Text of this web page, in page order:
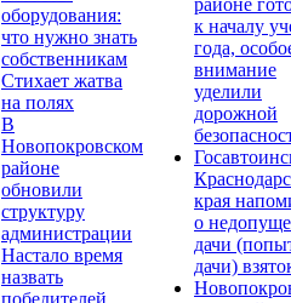
оборудования:
что нужно знать
собственникам
Стихает жатва
на полях
В
Новопокровском
районе
обновили
структуру
администрации
Настало время
назвать
победителей
районе
к началу
года,
внимание
уделили
дорожной
края
о
дачи
дачи)